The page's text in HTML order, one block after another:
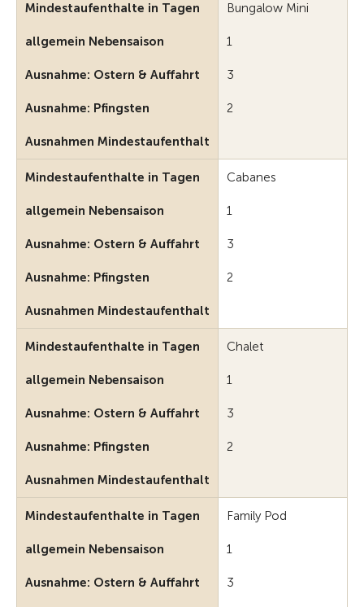
Mindestaufenthalte in Tagen Bungalow Mini
allgemein Nebensaison 1
Ausnahme: Ostern & Auffahrt 3
Ausnahme: Pfingsten 2
Ausnahmen Mindestaufenthalt
Mindestaufenthalte in Tagen Cabanes
allgemein Nebensaison 1
Ausnahme: Ostern & Auffahrt 3
Ausnahme: Pfingsten 2
Ausnahmen Mindestaufenthalt
Mindestaufenthalte in Tagen Chalet
allgemein Nebensaison 1
Ausnahme: Ostern & Auffahrt 3
Ausnahme: Pfingsten 2
Ausnahmen Mindestaufenthalt
Mindestaufenthalte in Tagen Family Pod
allgemein Nebensaison 1
Ausnahme: Ostern & Auffahrt 3